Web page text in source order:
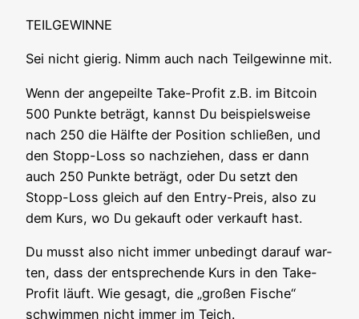
TEILGEWINNE
Sei nicht gie­rig. Nimm auch nach Teil­ge­win­ne mit.
Wenn der ange­peil­te Take-Pro­fit z.B. im Bit­co­in
500 Punk­te beträgt, kannst Du bei­spiels­wei­se
nach 250 die Hälf­te der Posi­ti­on schlie­ßen, und
den Stopp-Loss so nach­zie­hen, dass er dann
auch 250 Punk­te beträgt, oder Du setzt den
Stopp-Loss gleich auf den Ent­ry-Preis, also zu
dem Kurs, wo Du gekauft oder ver­kauft hast.
Du musst also nicht immer unbe­dingt dar­auf war­
ten, dass der ent­spre­chen­de Kurs in den Take-
Pro­fit läuft. Wie gesagt, die „gro­ßen Fische“
schwim­men nicht immer im Teich.